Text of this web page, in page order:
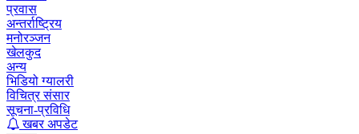
प्रवास
अन्तर्राष्ट्रिय
मनोरञ्जन
खेलकुद
अन्य
भिडियो ग्यालरी
विचित्र संसार
सूचना-प्रविधि
खबर अपडेट